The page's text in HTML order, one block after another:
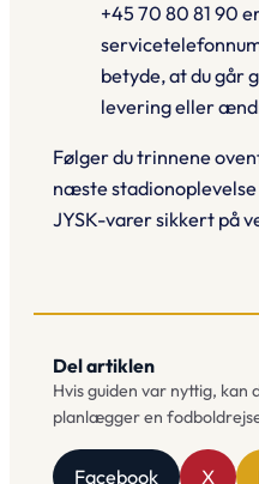
+45 70 80 81 90
betyde, at du går
levering eller
Følger du trinnene
næste stadionoplevelse
JYSK-varer sikkert på
Del artiklen
Hvis guiden var nyttig, kan
planlægger en
Facebook X